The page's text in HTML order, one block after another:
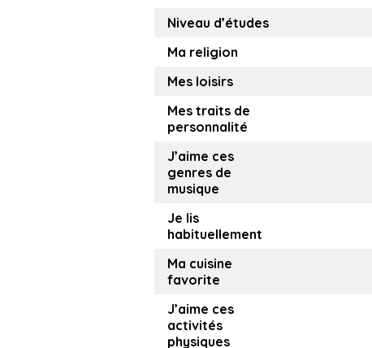
Niveau d’études
Ma religion
Mes loisirs
Mes traits de
personnalité
J’aime ces
genres de
musique
Je lis
habituellement
Ma cuisine
favorite
J’aime ces
activités
physiques